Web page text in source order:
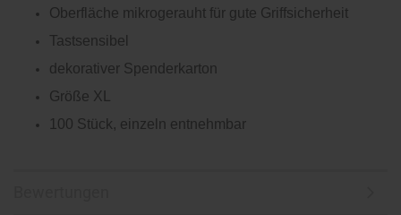
Oberfläche mikrogerauht für gute Griffsicherheit
Tastsensibel
dekorativer Spenderkarton
Größe XL
100 Stück, einzeln entnehmbar